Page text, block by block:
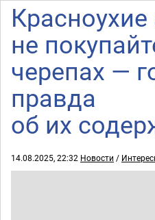
не
черепах —
правда
об их
14.08.2025, 22:32 Новости /